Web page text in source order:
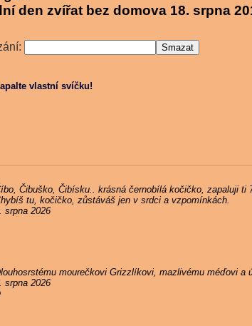
den zvířat bez domova 18. srpna
vlastní svíčku!
Čibuško, Čibísku.. krásná černobílá kočičko, zapaluji
tu, kočičko, zůstáváš jen v srdci a vzpomínkách.
srpna 2026
mourečkovi Grizzlíkovi, mazlivému méďovi
srpna 2026